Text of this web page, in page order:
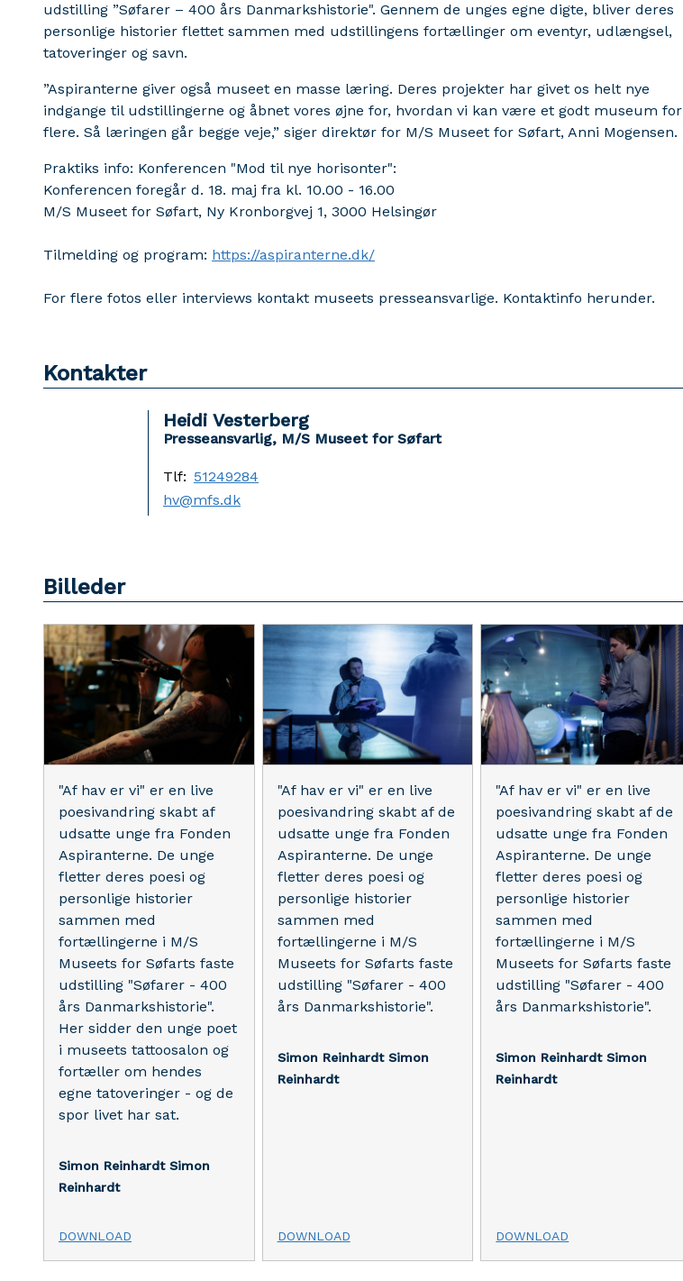
udstilling ”Søfarer – 400 års Danmarkshistorie". Gennem de unges egne digte, bliver deres
personlige historier flettet sammen med udstillingens fortællinger om eventyr, udlængsel,
tatoveringer og savn.
”Aspiranterne giver også museet en masse læring. Deres projekter har givet os helt nye
indgange til udstillingerne og åbnet vores øjne for, hvordan vi kan være et godt museum for
flere. Så læringen går begge veje,” siger direktør for M/S Museet for Søfart, Anni Mogensen.
Praktiks info: Konferencen "Mod til nye horisonter":
Konferencen foregår d. 18. maj fra kl. 10.00 - 16.00
M/S Museet for Søfart, Ny Kronborgvej 1, 3000 Helsingør
Tilmelding og program: https://aspiranterne.dk/
For flere fotos eller interviews kontakt museets presseansvarlige. Kontaktinfo herunder.
Kontakter
Heidi Vesterberg
Presseansvarlig, M/S Museet for Søfart
Tlf: 51249284
hv@mfs.dk
Billeder
"Af hav er vi" er en live
poesivandring skabt af
udsatte unge fra Fonden
Aspiranterne. De unge
fletter deres poesi og
personlige historier
sammen med
fortællingerne i M/S
Museets for Søfarts faste
udstilling "Søfarer - 400
års Danmarkshistorie".
Her sidder den unge poet
i museets tattoosalon og
fortæller om hendes
egne tatoveringer - og de
spor livet har sat.
Simon Reinhardt Simon
Reinhardt
DOWNLOAD
"Af hav er vi" er en live
poesivandring skabt af de
udsatte unge fra Fonden
Aspiranterne. De unge
fletter deres poesi og
personlige historier
sammen med
fortællingerne i M/S
Museets for Søfarts faste
udstilling "Søfarer - 400
års Danmarkshistorie".
Simon Reinhardt Simon
Reinhardt
DOWNLOAD
"Af hav er vi" er en live
poesivandring skabt af de
udsatte unge fra Fonden
Aspiranterne. De unge
fletter deres poesi og
personlige historier
sammen med
fortællingerne i M/S
Museets for Søfarts faste
udstilling "Søfarer - 400
års Danmarkshistorie".
Simon Reinhardt Simon
Reinhardt
DOWNLOAD